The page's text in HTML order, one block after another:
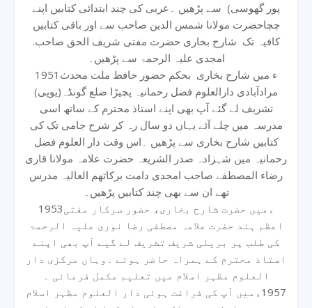
پور گھوسی) سے پڑھیں ۔عربی کی چند ابتدائی کتابیں اپنے
چچاحضرت مولانا شمس الدین صاحب سے اور باقی کتابیں
کافیہ تک شارح بخاری حضرت مفتی شریف الحق صاحب.
امجدی علیہ الرحمۃ سے پڑھیں۔
1951ء میں شارح بخاری بحکم حضور حافظ ملت محدث
مرادآبادی دارالعلوم فضل رحمانیہ پچیڑا ضلع گونڈہ(یوپی)
تشریف لے گئے آپ بھی اپنے استاذ محترم کے ساتھ اسی
مدرسہ میں چلے آئے یہاں دو سال رہ کر شرح جامی تک کی
کتابیں شارح بخاری سے پڑھیں ۔اس وقت دار العلوم فضل
رحمانیہ میں شہزادہ صدر الشریعہ حضرت علامہ مولانا قاری
رضاء المصطفے صاحب امجدی دامت برکاتھم العالیہ مدرس
تھے ان سے بھی چند کتابیں پڑھیں۔
1953ءمیں حضرت شارح بخاری، حضور سرکار مفتی
اعظم ہند حضرت علامہ مصطفی رضا نوری علیہ الرحمۃ
کی طلب پر بریلی شریف تشریف لے گیے آپ بھی اپنے
استاذ محترم کے ہمراہ حاضر ہوئے ۔وہاں مرکزی دار
العلوم مظہر اسلام میں تعلیم مکمل فرمائی ۔
1957ءمیں آپ کی فراغت ہوئی دار العلوم مظہر اسلام